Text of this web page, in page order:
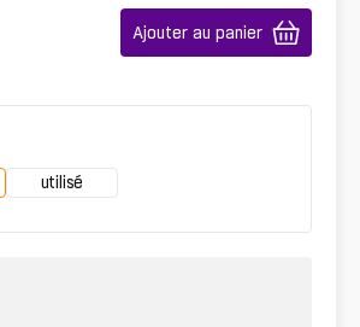
Ajouter au panier
utilisé